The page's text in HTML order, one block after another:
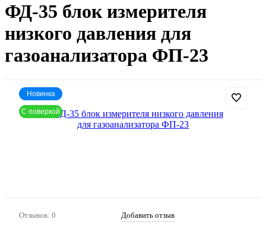
ФД-35 блок измерителя
низкого давления для
газоанализатора ФП-23
Новинка
С поверкой
Отзывов: 0 Добавить отзыв